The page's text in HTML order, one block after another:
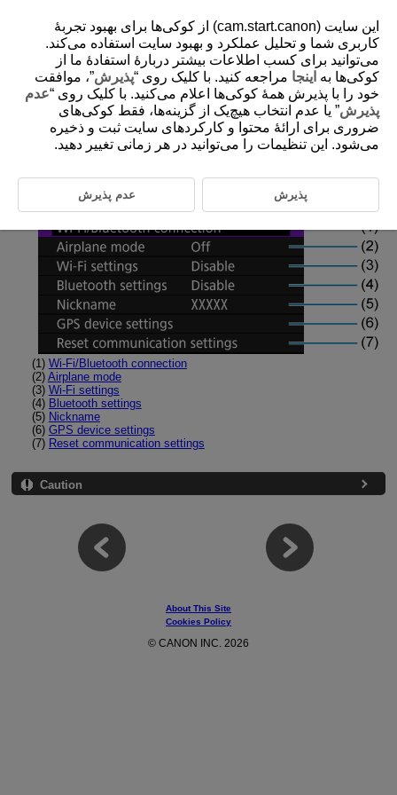
D180-172
Tab Menus: Wireless Features
Wireless features 1
(1) Wi-Fi/Bluetooth connection
(2) Airplane mode
(3) Wi-Fi settings
(4) Bluetooth settings
(5) Nickname
(6) GPS device settings
(7) Reset communication settings
Caution
About This Site
Cookies Policy
© CANON INC. 2026
این سایت (cam.start.canon) از کوکی‌ها برای بهبود تجربۀ
کاربری شما و تحلیل عملکرد و بهبود سایت استفاده می‌کند.
می‌توانید برای کسب اطلاعات بیشتر دربارۀ استفادۀ ما از
کوکی‌ها به اینجا مراجعه کنید. با کلیک روی “پذیرش”، موافقت
خود را با پذیرش همۀ کوکی‌ها اعلام می‌کنید. با کلیک روی “عدم
پذیرش” یا عدم انتخاب هیچ‌یک از گزینه‌ها، فقط کوکی‌های
ضروری برای ارائۀ محتوا و کارکردهای سایت ثبت و ذخیره
می‌شود. این تنظیمات را می‌توانید در هر زمانی تغییر دهید.
پذیرش عدم پذیرش